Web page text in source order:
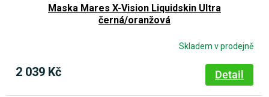
Maska Mares X-Vision Liquidskin Ultra
černá/oranžová
Skladem v prodejně
2 039 Kč Detail